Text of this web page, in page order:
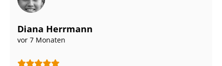
Diana Herrmann
vor 7 Monaten